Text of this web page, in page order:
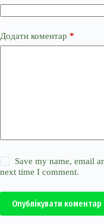
Додати коментар *
Save my name, email
next time I comment.
Опублікувати коментар